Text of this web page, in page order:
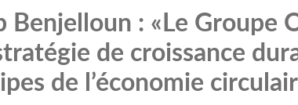
Benjelloun : «Le Groupe
de croissance
de l’économie